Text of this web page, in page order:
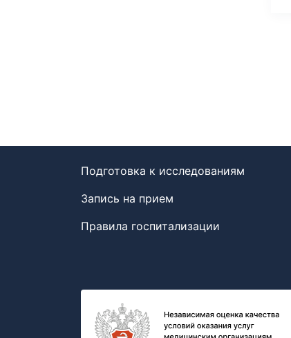
Подготовка к исследованиям
Запись на прием
Правила госпитализации